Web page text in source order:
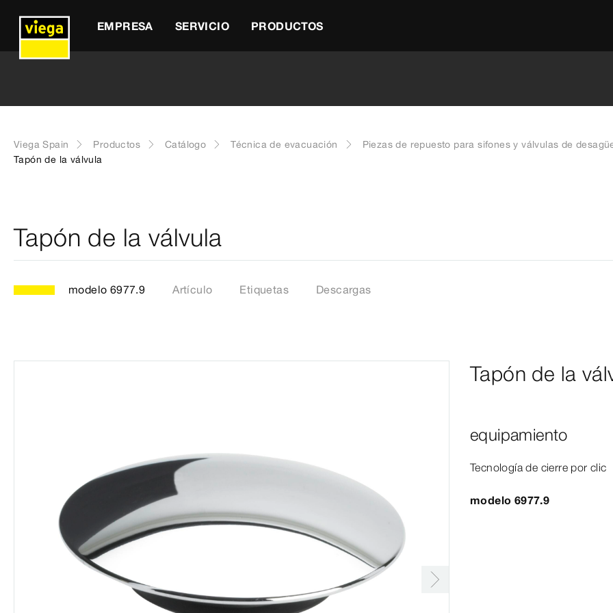
EMPRESA SERVICIO PRODUCTOS
Viega Spain Productos Catálogo Técnica de evacuación
Piezas de repuesto para sifones y válvulas de
Tapón de la válvula
Tapón de la válvula
modelo 6977.9 Artículo Etiquetas Descargas
Tapón de la
equipamiento
Tecnología de cierre por clic
modelo 6977.9